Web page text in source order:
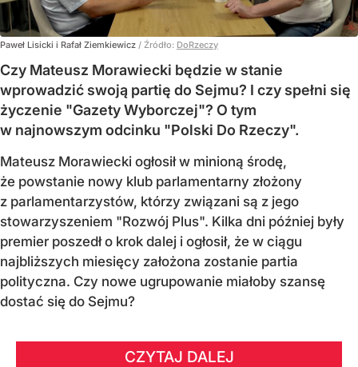
Paweł Lisicki i Rafał Ziemkiewicz / Źródło: DoRzeczy
Czy Mateusz Morawiecki będzie w stanie
wprowadzić swoją partię do Sejmu? I czy spełni się
życzenie "Gazety Wyborczej"? O tym
w najnowszym odcinku "Polski Do Rzeczy".
Mateusz Morawiecki ogłosił w minioną środę,
że powstanie nowy klub parlamentarny złożony
z parlamentarzystów, którzy związani są z jego
stowarzyszeniem "Rozwój Plus". Kilka dni później były
premier poszedł o krok dalej i ogłosił, że w ciągu
najbliższych miesięcy założona zostanie partia
polityczna. Czy nowe ugrupowanie miałoby szansę
dostać się do Sejmu?
CZYTAJ DALEJ